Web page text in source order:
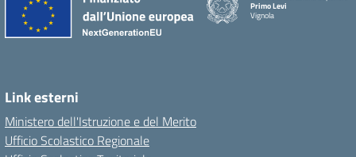
Primo Levi
Vignola
Link esterni
Ministero dell'Istruzione e del Merito
Ufficio Scolastico Regionale